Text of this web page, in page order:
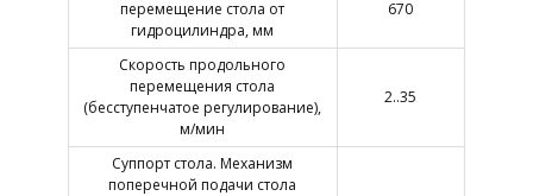
перемещение стола от
гидроцилиндра, мм
670
Скорость продольного
перемещения стола
(бесступенчатое регулирование),
м/мин
2..35
Суппорт стола. Механизм
поперечной подачи стола